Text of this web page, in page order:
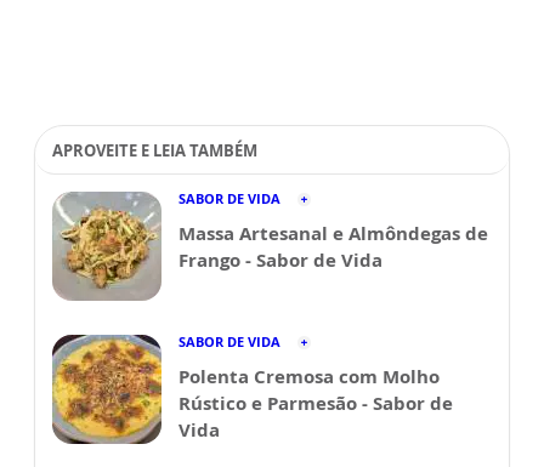
APROVEITE E LEIA TAMBÉM
SABOR DE VIDA
Massa Artesanal e Almôndegas de
Frango - Sabor de Vida
SABOR DE VIDA
Polenta Cremosa com Molho
Rústico e Parmesão - Sabor de
Vida